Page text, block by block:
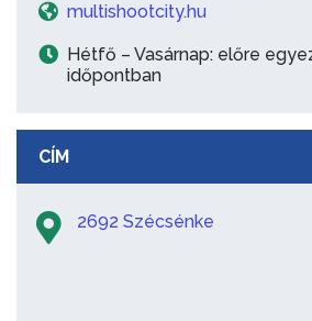
multishootcity.hu
Hétfő – Vasárnap: előre
időpontban
CÍM
2692 Szécsénke